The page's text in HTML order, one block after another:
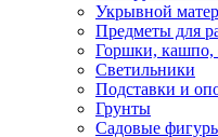
Укрывной
Предметы для
Горшки, кашпо,
Светильники
Подставки и
Грунты
Садовые